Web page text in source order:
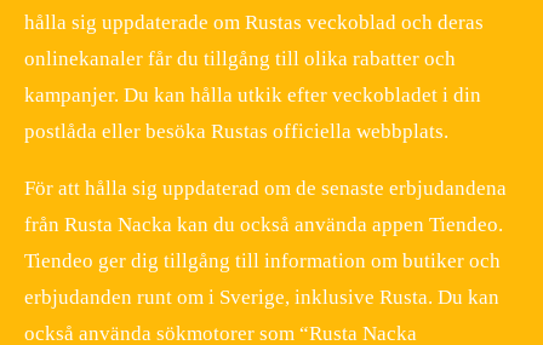
hålla sig uppdaterade om Rustas veckoblad och deras
onlinekanaler får du tillgång till olika rabatter och
kampanjer. Du kan hålla utkik efter veckobladet i din
postlåda eller besöka Rustas officiella webbplats.
För att hålla sig uppdaterad om de senaste erbjudandena
från Rusta Nacka kan du också använda appen Tiendeo.
Tiendeo ger dig tillgång till information om butiker och
erbjudanden runt om i Sverige, inklusive Rusta. Du kan
också använda sökmotorer som “Rusta Nacka